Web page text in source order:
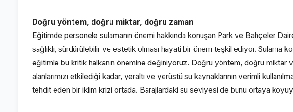
Doğru yöntem, doğru miktar, doğru zaman
Eğitimde personele sulamanın önemi hakkında konuşan Park ve Bahçeler
sağlıklı, sürdürülebilir ve estetik olması hayati bir önem teşkil ediyor. Sulama
eğitimle bu kritik halkanın önemine değiniyoruz. Doğru yöntem, doğru miktar
alanlarımızı etkilediği kadar, yeraltı ve yerüstü su kaynaklarının verimli
tehdit eden bir iklim krizi ortada. Barajlardaki su seviyesi de bunu ortaya